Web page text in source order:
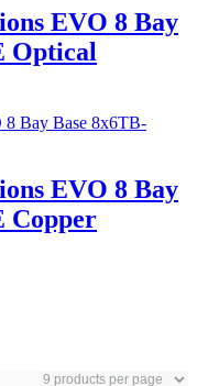
EVO 8 Bay
Optical
EVO 8 Bay
Copper